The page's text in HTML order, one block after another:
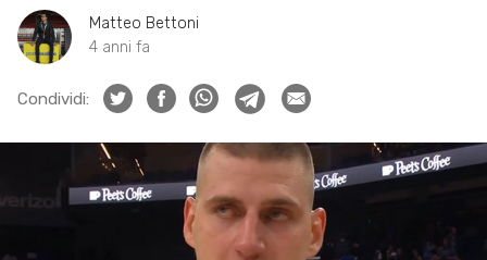
Matteo Bettoni
4 anni fa
Condividi: